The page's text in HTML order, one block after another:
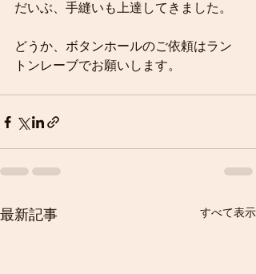
だいぶ、手縫いも上達してきました。
どうか、ボタンホールのご依頼はラン
トンレーブでお願いします。
最新記事 すべて表示